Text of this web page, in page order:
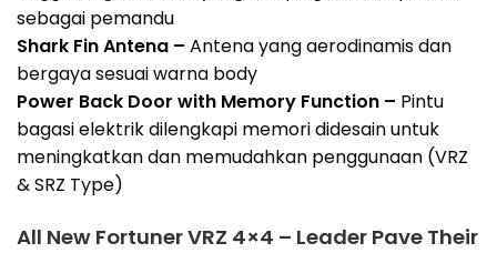
sebagai pemandu
Shark Fin Antena – Antena yang aerodinamis dan
bergaya sesuai warna body
Power Back Door with Memory Function – Pintu
bagasi elektrik dilengkapi memori didesain untuk
meningkatkan dan memudahkan penggunaan (VRZ
& SRZ Type)
All New Fortuner VRZ 4×4 – Leader Pave Their